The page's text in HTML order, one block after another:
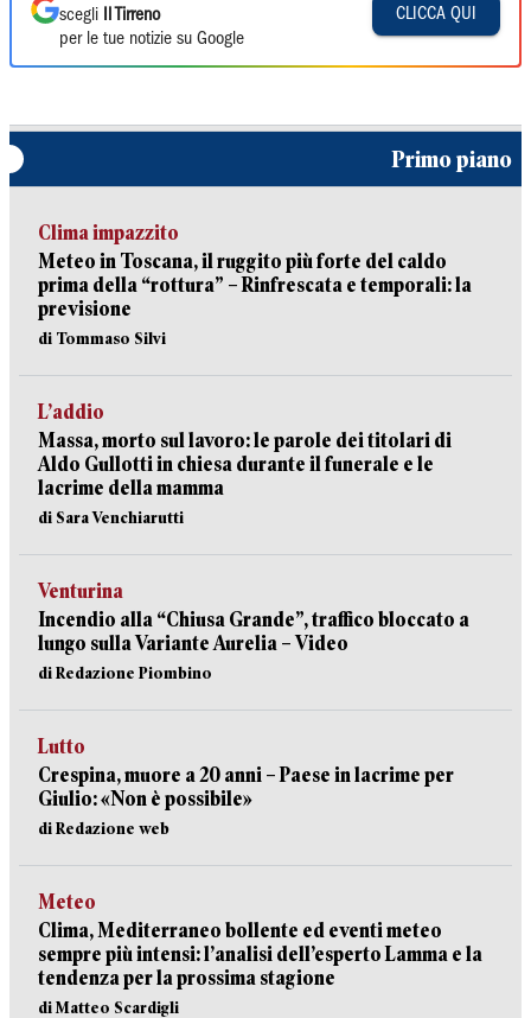
scegli
Il Tirreno
per le tue notizie su Google
CLICCA QUI
Primo piano
Clima impazzito
Meteo in Toscana, il ruggito più forte del caldo
prima della “rottura” – Rinfrescata e temporali: la
previsione
di Tommaso Silvi
L’addio
Massa, morto sul lavoro: le parole dei titolari di
Aldo Gullotti in chiesa durante il funerale e le
lacrime della mamma
di Sara Venchiarutti
Venturina
Incendio alla “Chiusa Grande”, traffico bloccato a
lungo sulla Variante Aurelia – Video
di Redazione Piombino
Lutto
Crespina, muore a 20 anni – Paese in lacrime per
Giulio: «Non è possibile»
di Redazione web
Meteo
Clima, Mediterraneo bollente ed eventi meteo
sempre più intensi: l’analisi dell’esperto Lamma e la
tendenza per la prossima stagione
di Matteo Scardigli